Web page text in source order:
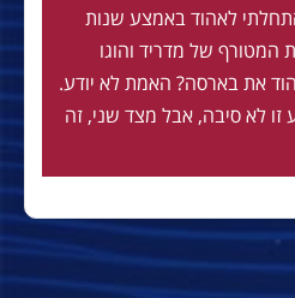
לאהוד באמצע שנות
המטורף של מדריד והוגו
את בארסה? האמת לא יודע.
לא סיבה, אבל מצד שני, זה